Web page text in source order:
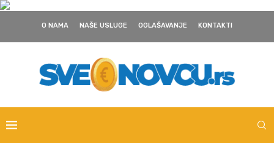
O NAMA NAŠE USLUGE OGLAŠAVANJE KONTAKTI